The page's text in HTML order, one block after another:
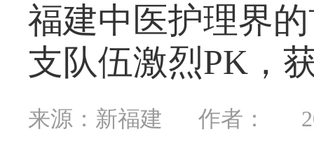
福建中医护理界
支队伍激烈PK，
来源：新福建 作者：